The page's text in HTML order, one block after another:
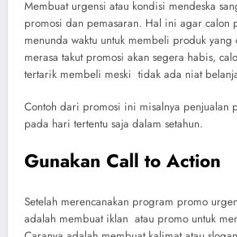
Membuat urgensi atau kondisi mendeska
promosi dan pemasaran. Hal ini agar calon
menunda waktu untuk membeli produk yang
merasa takut promosi akan segera habis,
tertarik membeli meski tidak ada niat
Contoh dari promosi ini misalnya penjualan
pada hari tertentu saja dalam setahun.
Gunakan Call to Action
Setelah merencanakan program promo
adalah membuat iklan atau promo untuk